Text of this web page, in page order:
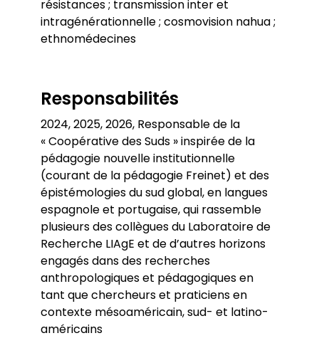
résistances ; transmission inter et
intragénérationnelle ; cosmovision nahua ;
ethnomédecines
Responsabilités
2024, 2025, 2026, Responsable de la
« Coopérative des Suds » inspirée de la
pédagogie nouvelle institutionnelle
(courant de la pédagogie Freinet) et des
épistémologies du sud global, en langues
espagnole et portugaise, qui rassemble
plusieurs des collègues du Laboratoire de
Recherche LIAgE et de d’autres horizons
engagés dans des recherches
anthropologiques et pédagogiques en
tant que chercheurs et praticiens en
contexte mésoaméricain, sud- et latino-
américains